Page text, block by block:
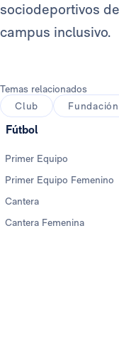
sociodeportivos
campus inclusivo.
Temas relacionados
Club
Fundación
Fútbol
Primer Equipo
Primer Equipo Femenino
Cantera
Cantera Femenina